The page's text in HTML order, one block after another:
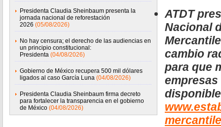
Presidenta Claudia Sheinbaum presenta la
jornada nacional de reforestación
2026 (05/08/2026)
No hay censura; el derecho de las audiencias en
un principio constitucional:
Presidenta (04/08/2026)
Gobierno de México recupera 500 mil dólares
ligados al caso García Luna (04/08/2026)
Presidenta Claudia Sheinbaum firma decreto
para fortalecer la transparencia en el gobierno
de México (04/08/2026)
ATDT
Nacional
cambio
para que